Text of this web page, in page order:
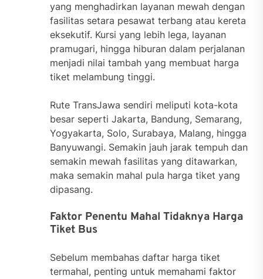
yang menghadirkan layanan mewah dengan
fasilitas setara pesawat terbang atau kereta
eksekutif. Kursi yang lebih lega, layanan
pramugari, hingga hiburan dalam perjalanan
menjadi nilai tambah yang membuat harga
tiket melambung tinggi.
Rute TransJawa sendiri meliputi kota-kota
besar seperti Jakarta, Bandung, Semarang,
Yogyakarta, Solo, Surabaya, Malang, hingga
Banyuwangi. Semakin jauh jarak tempuh dan
semakin mewah fasilitas yang ditawarkan,
maka semakin mahal pula harga tiket yang
dipasang.
Faktor Penentu Mahal Tidaknya Harga
Tiket Bus
Sebelum membahas daftar harga tiket
termahal, penting untuk memahami faktor